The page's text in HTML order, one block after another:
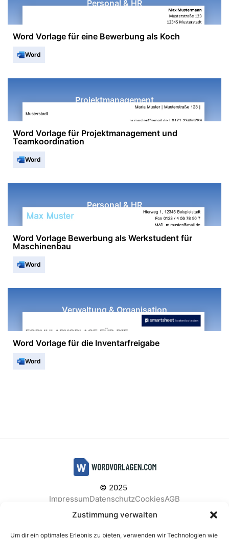
Zustimmung verwalten
Um dir ein optimales Erlebnis zu bieten, verwenden wir Technologien wie
Personal & HR
Word Vorlage für eine Bewerbung als Koch
Word
Projektmanagement
Word Vorlage für Projektmanagement und
Teamkoordination
Word
Personal & HR
Word Vorlage Bewerbung als Werkstudent für
Maschinenbau
Word
Verwaltung & Organisation
Word Vorlage für die Inventarfrei­gabe
Word
© 2025
ImpressumDatenschutzCookiesAGB
Facebook
Instagram